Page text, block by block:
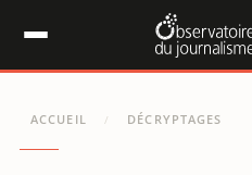
ACCUEIL / DÉCRYPTAGES
Panneau de gestion des cookies